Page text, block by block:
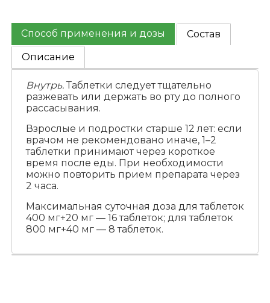
Способ применения и дозы
Состав
Описание
Внутрь.Таблетки следует тщательно
разжевать или держать во рту до полного
рассасывания.
Взрослые и подростки старше 12 лет: если
врачом не рекомендовано иначе, 1–2
таблетки принимают через короткое
время после еды. При необходимости
можно повторить прием препарата через
2 часа.
Максимальная суточная доза для таблеток
400 мг+20 мг — 16 таблеток; для таблеток
800 мг+40 мг — 8 таблеток.